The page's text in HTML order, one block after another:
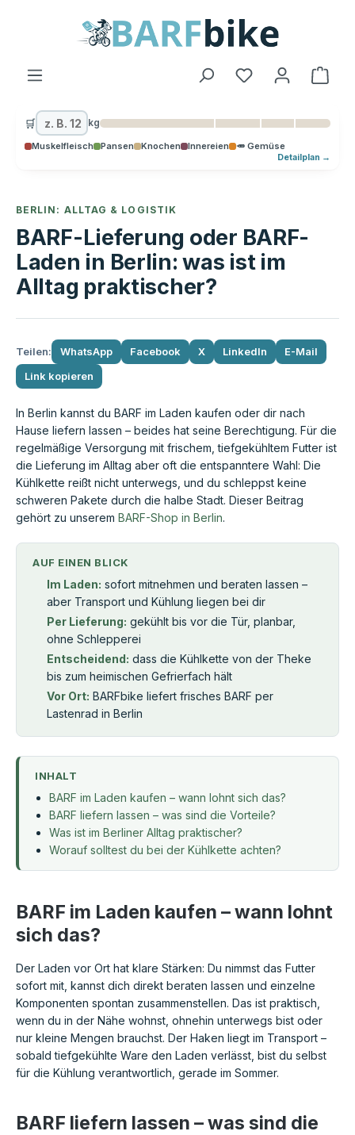
🛒 kg
Muskelfleisch Pansen Knochen Innereien 🥕 Gemüse
Detailplan →
BERLIN: ALLTAG & LOGISTIK
BARF-Lieferung oder BARF-
Laden in Berlin: was ist im
Alltag praktischer?
Teilen: WhatsApp Facebook X LinkedIn
E-Mail
Link kopieren
In Berlin kannst du BARF im Laden kaufen oder dir nach
Hause liefern lassen – beides hat seine Berechtigung. Für die
regelmäßige Versorgung mit frischem, tiefgekühltem Futter ist
die Lieferung im Alltag aber oft die entspanntere Wahl: Die
Kühlkette reißt nicht unterwegs, und du schleppst keine
schweren Pakete durch die halbe Stadt. Dieser Beitrag
gehört zu unserem BARF-Shop in Berlin.
AUF EINEN BLICK
Im Laden: sofort mitnehmen und beraten lassen –
aber Transport und Kühlung liegen bei dir
Per Lieferung: gekühlt bis vor die Tür, planbar,
ohne Schlepperei
Entscheidend: dass die Kühlkette von der Theke
bis zum heimischen Gefrierfach hält
Vor Ort: BARFbike liefert frisches BARF per
Lastenrad in Berlin
INHALT
BARF im Laden kaufen – wann lohnt sich das?
BARF liefern lassen – was sind die Vorteile?
Was ist im Berliner Alltag praktischer?
Worauf solltest du bei der Kühlkette achten?
BARF im Laden kaufen – wann lohnt
sich das?
Der Laden vor Ort hat klare Stärken: Du nimmst das Futter
sofort mit, kannst dich direkt beraten lassen und einzelne
Komponenten spontan zusammenstellen. Das ist praktisch,
wenn du in der Nähe wohnst, ohnehin unterwegs bist oder
nur kleine Mengen brauchst. Der Haken liegt im Transport –
sobald tiefgekühlte Ware den Laden verlässt, bist du selbst
für die Kühlung verantwortlich, gerade im Sommer.
BARF liefern lassen – was sind die